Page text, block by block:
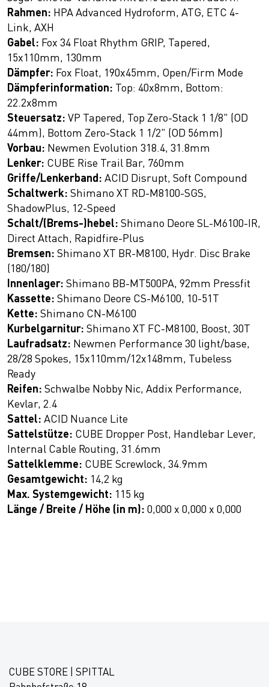
Rahmen: HPA Advanced Hydroform, ATG, ETC 4-
Link, AXH
Gabel: Fox 34 Float Rhythm GRIP, Tapered,
15x110mm, 130mm
Dämpfer: Fox Float, 190x45mm, Open/Firm Mode
Dämpferinformation: Top: 40x8mm, Bottom:
22.2x8mm
Steuersatz: VP Tapered, Top Zero-Stack 1 1/8" (OD
44mm), Bottom Zero-Stack 1 1/2" (OD 56mm)
Vorbau: Newmen Evolution 318.4, 31.8mm
Lenker: CUBE Rise Trail Bar, 760mm
Griffe/Lenkerband: ACID Disrupt, Soft Compound
Schaltwerk: Shimano XT RD-M8100-SGS,
ShadowPlus, 12-Speed
Schalt/(Brems-)hebel: Shimano Deore SL-M6100-IR,
Direct Attach, Rapidfire-Plus
Bremsen: Shimano XT BR-M8100, Hydr. Disc Brake
(180/180)
Innenlager: Shimano BB-MT500PA, 92mm Pressfit
Kassette: Shimano Deore CS-M6100, 10-51T
Kette: Shimano CN-M6100
Kurbelgarnitur: Shimano XT FC-M8100, Boost, 30T
Laufradsatz: Newmen Performance 30 light/base,
28/28 Spokes, 15x110mm/12x148mm, Tubeless
Ready
Reifen: Schwalbe Nobby Nic, Addix Performance,
Kevlar, 2.4
Sattel: ACID Nuance Lite
Sattelstütze: CUBE Dropper Post, Handlebar Lever,
Internal Cable Routing, 31.6mm
Sattelklemme: CUBE Screwlock, 34.9mm
Gesamtgewicht: 14,2 kg
Max. Systemgewicht: 115 kg
Länge / Breite / Höhe (in m): 0,000 x 0,000 x 0,000
CUBE STORE | SPITTAL